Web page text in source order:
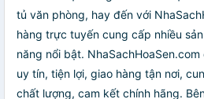
tủ văn phòng, hay đến với
hàng trực tuyến cung cấp nhiều
năng nổi bật.
uy tín, tiện lợi, giao hàng tận nơi,
chất lượng, cam kết chính hãng.